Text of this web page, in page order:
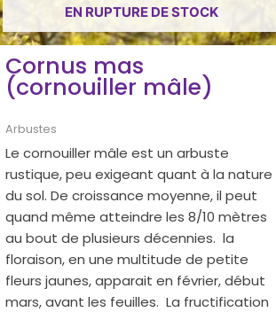
EN RUPTURE DE STOCK
Cornus mas
(cornouiller mâle)
Arbustes
Le cornouiller mâle est un arbuste
rustique, peu exigeant quant à la nature
du sol. De croissance moyenne, il peut
quand même atteindre les 8/10 mètres
au bout de plusieurs décennies. la
floraison, en une multitude de petite
fleurs jaunes, apparait en février, début
mars, avant les feuilles. La fructification